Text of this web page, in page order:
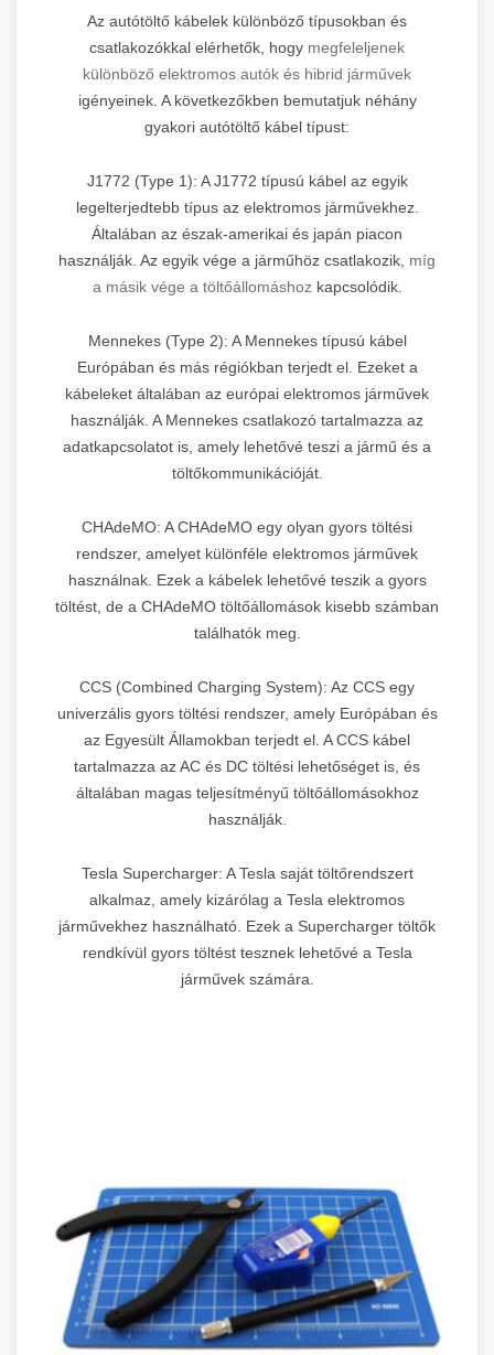
Az autótöltő kábelek különböző típusokban és
csatlakozókkal elérhetők, hogy megfeleljenek
különböző elektromos autók és hibrid járművek
igényeinek. A következőkben bemutatjuk néhány
gyakori autótöltő kábel típust:
J1772 (Type 1): A J1772 típusú kábel az egyik
legelterjedtebb típus az elektromos járművekhez.
Általában az észak-amerikai és japán piacon
használják. Az egyik vége a járműhöz csatlakozik, míg
a másik vége a töltőállomáshoz kapcsolódik.
Mennekes (Type 2): A Mennekes típusú kábel
Európában és más régiókban terjedt el. Ezeket a
kábeleket általában az európai elektromos járművek
használják. A Mennekes csatlakozó tartalmazza az
adatkapcsolatot is, amely lehetővé teszi a jármű és a
töltőkommunikációját.
CHAdeMO: A CHAdeMO egy olyan gyors töltési
rendszer, amelyet különféle elektromos járművek
használnak. Ezek a kábelek lehetővé teszik a gyors
töltést, de a CHAdeMO töltőállomások kisebb számban
találhatók meg.
CCS (Combined Charging System): Az CCS egy
univerzális gyors töltési rendszer, amely Európában és
az Egyesült Államokban terjedt el. A CCS kábel
tartalmazza az AC és DC töltési lehetőséget is, és
általában magas teljesítményű töltőállomásokhoz
használják.
Tesla Supercharger: A Tesla saját töltőrendszert
alkalmaz, amely kizárólag a Tesla elektromos
járművekhez használható. Ezek a Supercharger töltők
rendkívül gyors töltést tesznek lehetővé a Tesla
járművek számára.